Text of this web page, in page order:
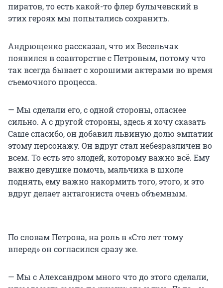
пиратов, то есть какой-то флер булычевский в
этих героях мы попытались сохранить.
Андрющенко рассказал, что их Весельчак
появился в соавторстве с Петровым, потому что
так всегда бывает с хорошими актерами во время
съемочного процесса.
— Мы сделали его, с одной стороны, опаснее
сильно. А с другой стороны, здесь я хочу сказать
Саше спасибо, он добавил львиную долю эмпатии
этому персонажу. Он вдруг стал небезразличен во
всем. То есть это злодей, которому важно всё. Ему
важно девушке помочь, мальчика в школе
поднять, ему важно накормить того, этого, и это
вдруг делает антагониста очень объемным.
По словам Петрова, на роль в «Сто лет тому
вперед» он согласился сразу же.
— Мы с Александром много что до этого сделали,